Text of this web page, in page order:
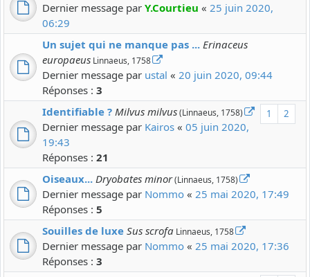
Dernier message par Y.Courtieu « 25 juin 2020,
06:29
Un sujet qui ne manque pas ... Erinaceus
europaeus Linnaeus, 1758
Dernier message par ustal « 20 juin 2020, 09:44
Réponses : 3
1 2
Identifiable ? Milvus milvus(Linnaeus, 1758)
Dernier message par Kairos « 05 juin 2020,
19:43
Réponses : 21
Oiseaux... Dryobates minor(Linnaeus, 1758)
Dernier message par Nommo « 25 mai 2020, 17:49
Réponses : 5
Souilles de luxe Sus scrofa Linnaeus, 1758
Dernier message par Nommo « 25 mai 2020, 17:36
Réponses : 3